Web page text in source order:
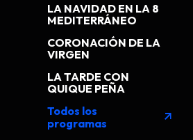
LA NAVIDAD EN LA 8
MEDITERRÁNEO
CORONACIÓN DE LA
VIRGEN
LA TARDE CON
QUIQUE PEÑA
Todos los
programas
arrow_outward